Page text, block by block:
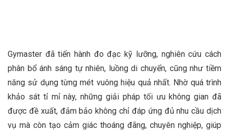
Gymaster đã tiến hành đo đạc kỹ lưỡng, nghiên cứu cách
phân bổ ánh sáng tự nhiên, luồng di chuyển, cũng như tiềm
năng sử dụng từng mét vuông hiệu quả nhất. Nhờ quá trình
khảo sát tỉ mỉ này, những giải pháp tối ưu không gian đã
được đề xuất, đảm bảo không chỉ đáp ứng đủ nhu cầu dịch
vụ mà còn tạo cảm giác thoáng đãng, chuyên nghiệp, giúp